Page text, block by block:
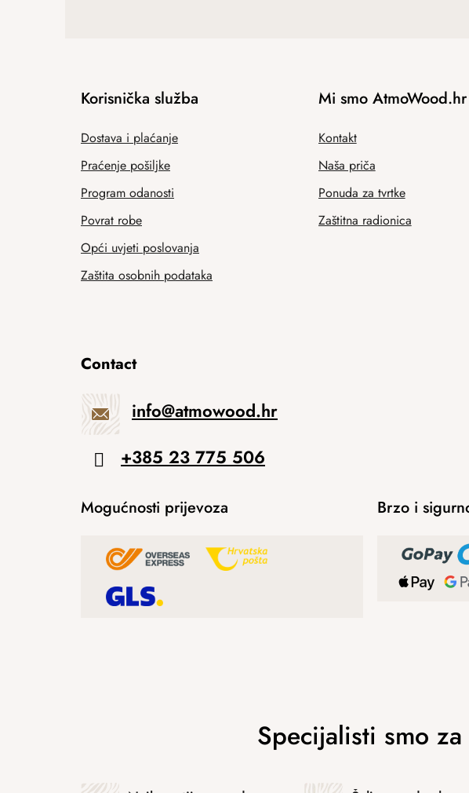
Korisnička služba
Dostava i plaćanje
Praćenje pošiljke
Program odanosti
Povrat robe
Opći uvjeti poslovanja
Zaštita osobnih podataka
Mi smo AtmoWood.hr
Kontakt
Naša priča
Ponuda za tvrtke
Zaštitna radionica
Contact
info@atmowood.hr
+385 23 775 506
Mogućnosti prijevoza Brzo i